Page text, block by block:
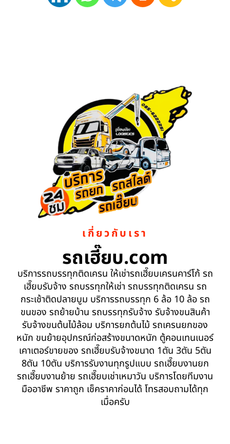
เกี่ยวกับเรา
รถเฮี๊ยบ.com
บริการรถบรรทุกติดเครน ให้เช่ารถเฮี๊ยบเครนคาร์โก้ รถ
เฮี๊ยบรับจ้าง รถบรรทุกให้เช่า รถบรรทุกติดเครน รถ
กระเช้าติดปลายบูม บริการรถบรรทุก 6 ล้อ 10 ล้อ รถ
ขนของ รถย้ายบ้าน รถบรรทุกรับจ้าง รับจ้างขนสินค้า
รับจ้างขนต้นไม้ล้อม บริการยกต้นไม้ รถเครนยกของ
หนัก ขนย้ายอุปกรณ์ก่อสร้างขนาดหนัก ตู้คอนเทนเนอร์
เคาเตอร์ขายของ รถเฮี๊ยบรับจ้างขนาด 1ตัน 3ตัน 5ตัน
8ตัน 10ตัน บริการรับงานทุกรูปแบบ รถเฮี๊ยบงานยก
รถเฮี๊ยบงานย้าย รถเฮี๊ยบเช่าเหมาวัน บริการโดยทีมงาน
มืออาชีพ ราคาถูก เช็คราคาก่อนได้ โทรสอบถามได้ทุก
เมื่อครับ